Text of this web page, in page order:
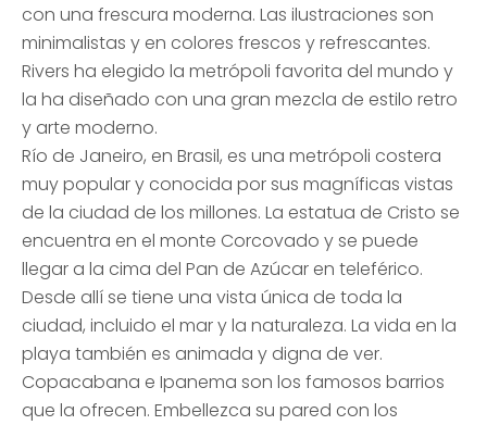
con una frescura moderna. Las ilustraciones son
minimalistas y en colores frescos y refrescantes.
Rivers ha elegido la metrópoli favorita del mundo y
la ha diseñado con una gran mezcla de estilo retro
y arte moderno.
Río de Janeiro, en Brasil, es una metrópoli costera
muy popular y conocida por sus magníficas vistas
de la ciudad de los millones. La estatua de Cristo se
encuentra en el monte Corcovado y se puede
llegar a la cima del Pan de Azúcar en teleférico.
Desde allí se tiene una vista única de toda la
ciudad, incluido el mar y la naturaleza. La vida en la
playa también es animada y digna de ver.
Copacabana e Ipanema son los famosos barrios
que la ofrecen. Embellezca su pared con los